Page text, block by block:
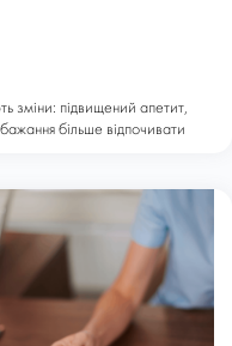
зміни: підвищений апетит,
більше відпочивати